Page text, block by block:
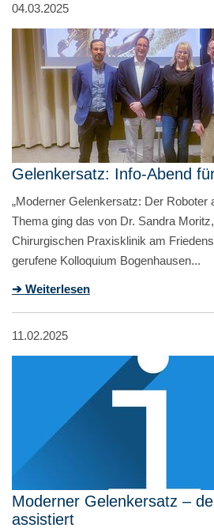
04.03.2025
Gelenkersatz: Info-Abend
„Moderner Gelenkersatz: Der Roboter
Thema ging das von Dr. Sandra
Chirurgischen Praxisklinik am
gerufene Kolloquium Bogenhausen...
➔ Weiterlesen
11.02.2025
Moderner Gelenkersatz –
assistiert